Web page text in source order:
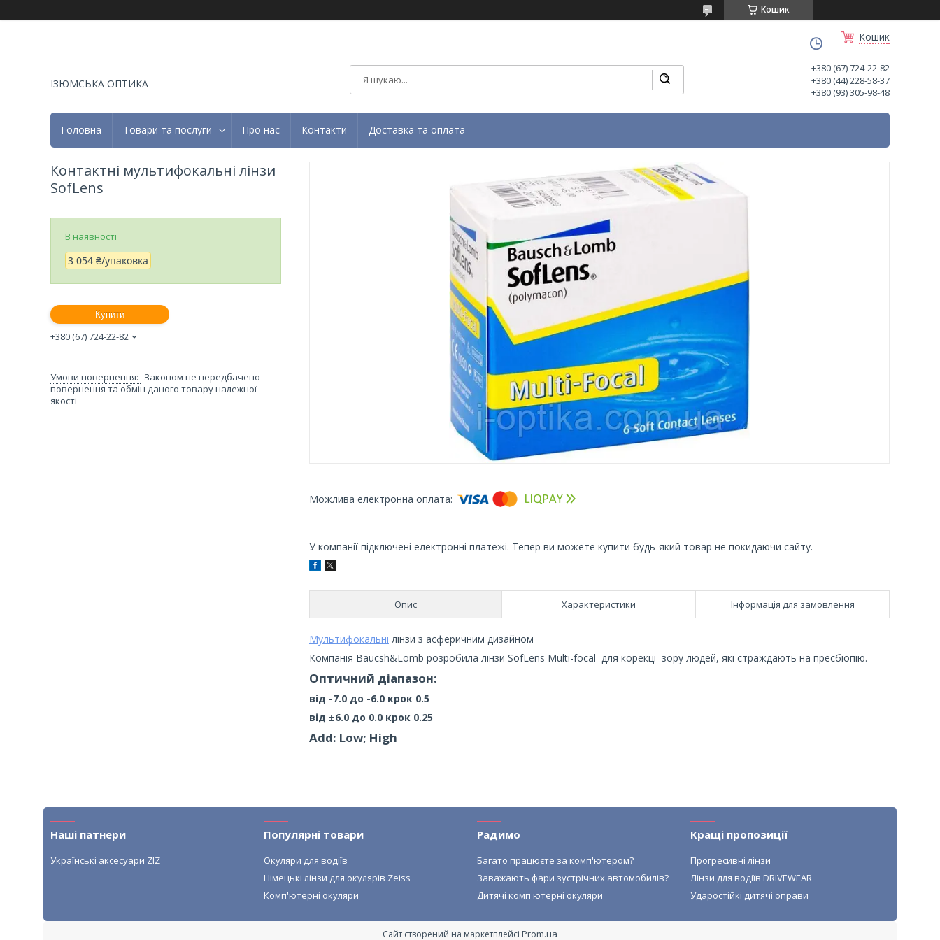
Кошик
Кошик
ІЗЮМСЬКА ОПТИКА
+380 (67) 724-22-82
+380 (44) 228-58-37
+380 (93) 305-98-48
Головна Товари та послуги Про нас Контакти Доставка та оплата
У компанії підключені електронні платежі. Тепер ви можете купити будь-який товар не покидаючи сайту.
Опис Характеристики Інформація для замовлення
Мультифокальні лінзи з асферичним дизайном
Компанія Baucsh&Lomb розробила лінзи SofLens Multi-focal для корекції зору людей, які страждають на пресбіопію.
Оптичний діапазон:
від -7.0 до -6.0 крок 0.5
від ±6.0 до 0.0 крок 0.25
Add: Low; High
Контактні мультифокальні лінзи
SofLens
В наявності
3 054 ₴/упаковка
Купити
+380 (67) 724-22-82
Законом не передбачено
повернення та обмін даного товару належної
якості
Наші патнери
Українські аксесуари ZIZ
Популярні товари
Окуляри для водіїв
Німецькі лінзи для окулярів Zeiss
Комп'ютерні окуляри
Радимо
Багато працюєте за комп'ютером?
Заважають фари зустрічних автомобилів?
Дитячі комп'ютерні окуляри
Кращі пропозиції
Прогресивні лінзи
Лінзи для водіїв DRIVEWEAR
Ударостійкі дитячі оправи
Сайт створений на маркетплейсі Prom.ua